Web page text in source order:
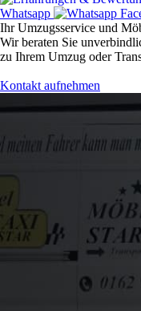
Whatsapp
Ihr Umzugsservice und
Wir beraten Sie
zu Ihrem Umzug oder
Kontakt aufnehmen